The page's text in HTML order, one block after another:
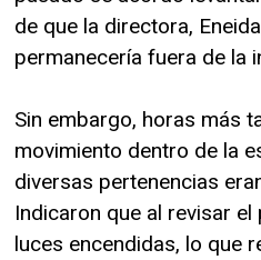
de que la directora,
permanecería fuera de la
Sin embargo, horas más
movimiento dentro de la
diversas pertenencias
Indicaron que al revisar
luces encendidas, lo que